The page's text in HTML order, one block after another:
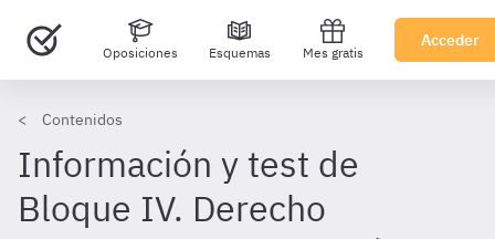
Oposiciones Esquemas Mes gratis
Acceder
Contenidos
Información y test de
Bloque IV. Derecho